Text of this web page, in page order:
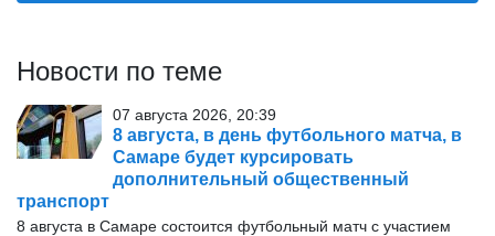
Новости по теме
07 августа 2026, 20:39
8 августа, в день футбольного матча, в
Самаре будет курсировать
дополнительный общественный
транспорт
8 августа в Самаре состоится футбольный матч с участием